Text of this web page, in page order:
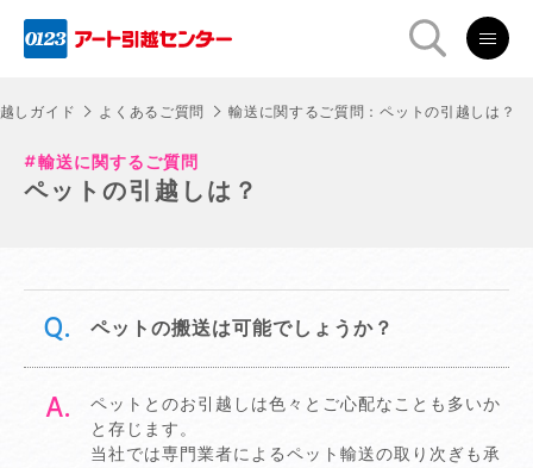
しガイド よくあるご質問 輸送に関するご質問：ペットの引越しは？
輸送に関するご質問
ペットの引越しは？
ペットの搬送は可能でしょうか？
ペットとのお引越しは色々とご心配なことも多いか
と存じます。
当社では専門業者によるペット輸送の取り次ぎも承